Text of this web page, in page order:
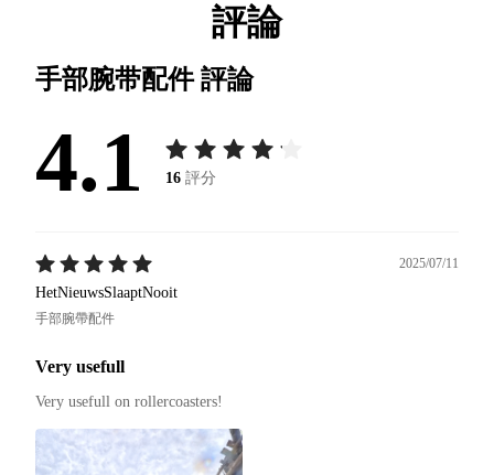
評論
手部腕带配件評論
4.1 16 評分
2025/07/11
HetNieuwsSlaaptNooit
手部腕帶配件
Very usefull
Very usefull on rollercoasters!